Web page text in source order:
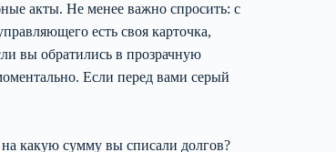
акты. Не менее важно спросить: с
есть своя карточка,
вы обратились в прозрачную
Если перед вами серый
какую сумму вы списали долгов?